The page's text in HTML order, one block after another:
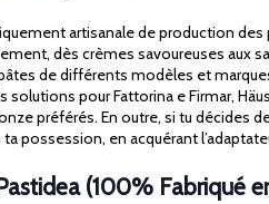
artisanale de production
dès crèmes savoureuses aux
de différents modèles et
solutions pour Fattorina e Firmar,
préférés. En outre, si tu décides
possession, en acquérant
(100% Fabriqué